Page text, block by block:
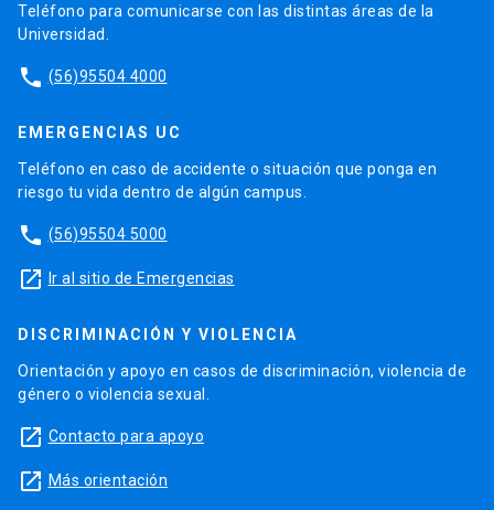
Teléfono para comunicarse con las distintas áreas de la
Universidad.
phone (56)95504 4000
EMERGENCIAS UC
Teléfono en caso de accidente o situación que ponga en
riesgo tu vida dentro de algún campus.
phone (56)95504 5000
launch Ir al sitio de Emergencias
DISCRIMINACIÓN Y VIOLENCIA
Orientación y apoyo en casos de discriminación, violencia de
género o violencia sexual.
launch Contacto para apoyo
launch Más orientación